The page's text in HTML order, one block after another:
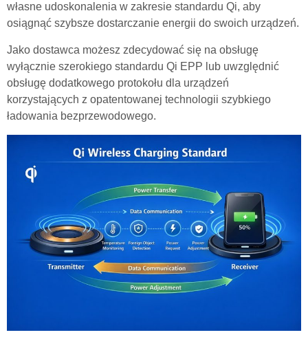
własne udoskonalenia w zakresie standardu Qi, aby
osiągnąć szybsze dostarczanie energii do swoich urządzeń.
Jako dostawca możesz zdecydować się na obsługę
wyłącznie szerokiego standardu Qi EPP lub uwzględnić
obsługę dodatkowego protokołu dla urządzeń
korzystających z opatentowanej technologii szybkiego
ładowania bezprzewodowego.